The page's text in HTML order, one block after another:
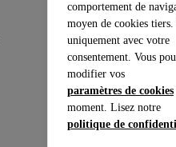
comportement de
moyen de cookies tiers.
uniquement avec votre
consentement. Vous
modifier vos
paramètres de cookies
moment. Lisez notre
politique de